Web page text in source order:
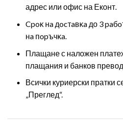
адрес или офис на Еконт.
Cpoĸ нa дocтaвĸa до 3
нa пopъчĸa.
Плащане с наложен
плащания и банков превод.
Всички куриерски пратки
„Преглед“.